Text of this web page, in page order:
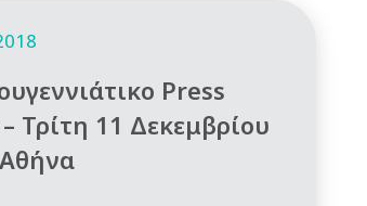
Press
Τρίτη 11 Δεκεμβρίου